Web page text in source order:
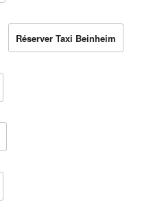
Réserver Taxi Beinheim